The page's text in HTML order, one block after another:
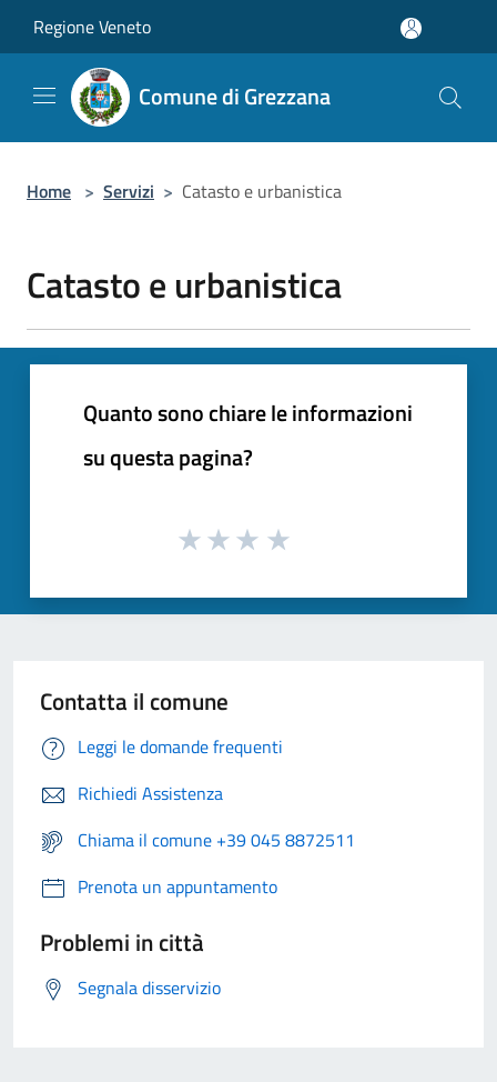
Regione Veneto
Comune di Grezzana
Home > Servizi > Catasto e urbanistica
Catasto e urbanistica
Quanto sono chiare le informazioni
su questa pagina?
Contatta il comune
Leggi le domande frequenti
Richiedi Assistenza
Chiama il comune +39 045 8872511
Prenota un appuntamento
Problemi in città
Segnala disservizio